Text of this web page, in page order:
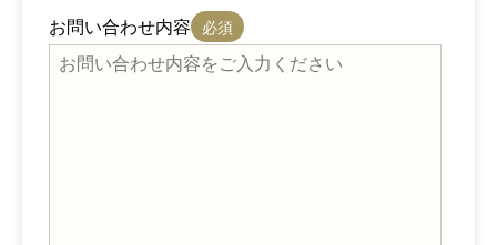
お問い合わせ内容